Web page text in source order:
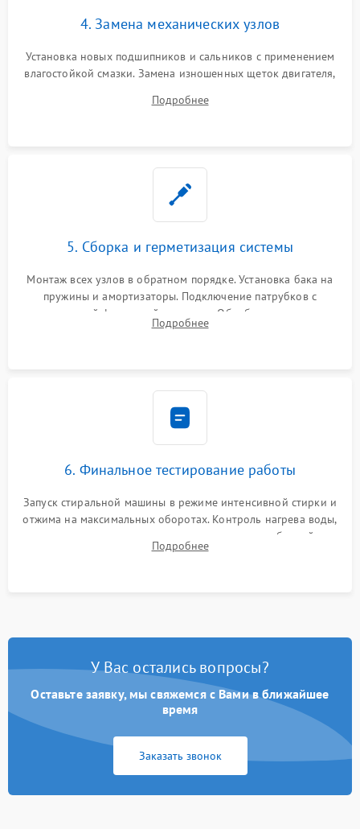
4. Замена механических узлов
Установка новых подшипников и сальников с применением
влагостойкой смазки. Замена изношенных щеток двигателя,
или поврежденной резиновой манжеты.
Подробнее
5. Сборка и герметизация системы
Монтаж всех узлов в обратном порядке. Установка бака на
пружины и амортизаторы. Подключение патрубков с
надежной фиксацией хомутами. Обработка стыков
герметиком для предотвращения возможных протечек воды.
Подробнее
6. Финальное тестирование работы
Запуск стиральной машины в режиме интенсивной стирки и
отжима на максимальных оборотах. Контроль нагрева воды,
корректности слива, отсутствия излишних вибраций,
посторонних стуков и протечек под корпусом.
Подробнее
У Вас остались вопросы?
Оставьте заявку, мы свяжемся с Вами в ближайшее
время
Заказать звонок